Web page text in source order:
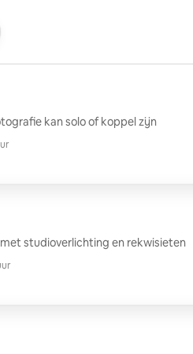
kan solo of koppel zijn
studioverlichting en rekwisieten